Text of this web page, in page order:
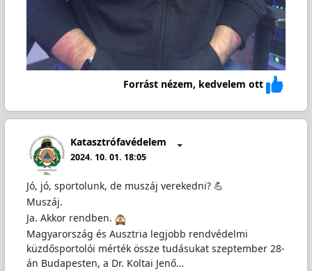
Forrást nézem, kedvelem ott
Katasztrófavédelem
2024. 10. 01. 18:05
Jó, jó, sportolunk, de muszáj verekedni? 💪
Muszáj.
Ja. Akkor rendben.
Magyarország és Ausztria legjobb rendvédelmi
küzdősportolói mérték össze tudásukat szeptember 28-
án Budapesten, a Dr. Koltai Jenő…